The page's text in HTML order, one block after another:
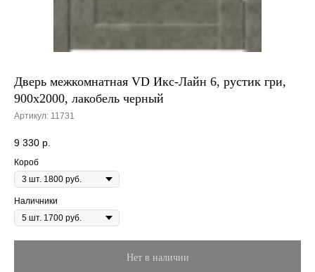
Дверь межкомнатная VD Икс-Лайн 6, рустик гри,
900х2000, лакобель черный
Артикул: 11731
9 330 р.
Короб
Наличники
Нет в наличии